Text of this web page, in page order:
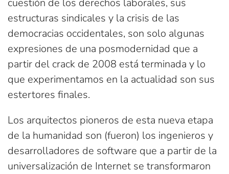
cuestión de los derechos laborales, sus
estructuras sindicales y la crisis de las
democracias occidentales, son solo algunas
expresiones de una posmodernidad que a
partir del crack de 2008 está terminada y lo
que experimentamos en la actualidad son sus
estertores finales.
Los arquitectos pioneros de esta nueva etapa
de la humanidad son (fueron) los ingenieros y
desarrolladores de software que a partir de la
universalización de Internet se transformaron